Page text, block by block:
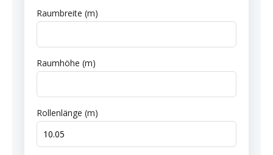
Raumbreite (m)
Raumhöhe (m)
Rollenlänge (m)